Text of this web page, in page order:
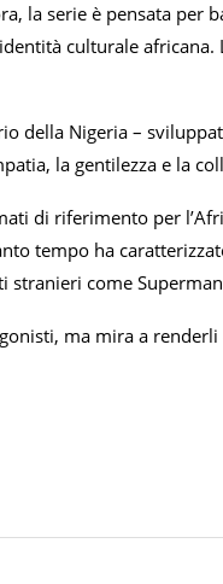
la serie è pensata per
culturale africana.
della Nigeria –
la gentilezza e la
di riferimento per
tempo ha
come
ma mira a